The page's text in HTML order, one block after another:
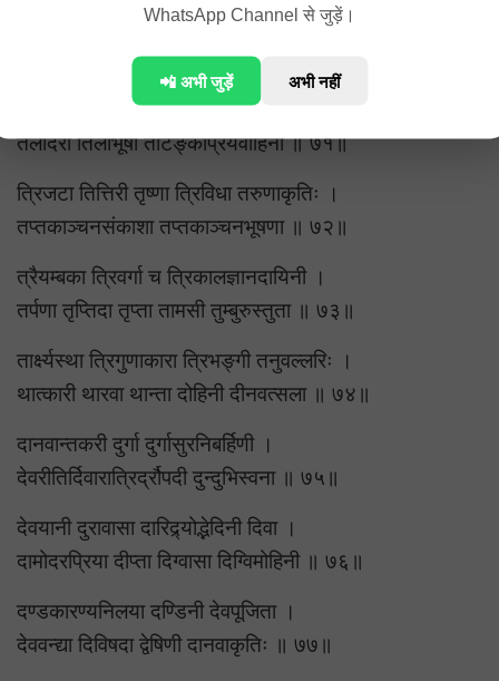
WhatsApp Channel से जुड़ें।
📲 अभी जुड़ें अभी नहीं
तन्तुजालसमायुक्ता तारहारावलिप्रिया ।
तिलहोमप्रिया तीर्था तमालकुसुमाकृतिः ॥ ७०॥
तारका त्रियुता तन्वी त्रिशङ्कुपरिवारिता ।
तलोदरी तिलाभूषा ताटङ्कप्रियवाहिनी ॥ ७१॥
त्रिजटा तित्तिरी तृष्णा त्रिविधा तरुणाकृतिः ।
तप्तकाञ्चनसंकाशा तप्तकाञ्चनभूषणा ॥ ७२॥
त्रैयम्बका त्रिवर्गा च त्रिकालज्ञानदायिनी ।
तर्पणा तृप्तिदा तृप्ता तामसी तुम्बुरुस्तुता ॥ ७३॥
तार्क्ष्यस्था त्रिगुणाकारा त्रिभङ्गी तनुवल्लरिः ।
थात्कारी थारवा थान्ता दोहिनी दीनवत्सला ॥ ७४॥
दानवान्तकरी दुर्गा दुर्गासुरनिबर्हिणी ।
देवरीतिर्दिवारात्रिर्द्रौपदी दुन्दुभिस्वना ॥ ७५॥
देवयानी दुरावासा दारिद्र्योद्भेदिनी दिवा ।
दामोदरप्रिया दीप्ता दिग्वासा दिग्विमोहिनी ॥ ७६॥
दण्डकारण्यनिलया दण्डिनी देवपूजिता ।
देववन्द्या दिविषदा द्वेषिणी दानवाकृतिः ॥ ७७॥